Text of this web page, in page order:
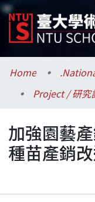
Communities &
Research
Fundings &
Researchers
Home
Project / 研究
加強園藝
種苗產銷